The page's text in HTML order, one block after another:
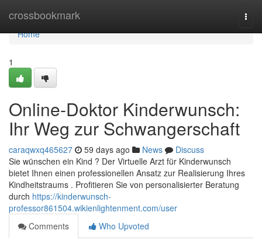
crossbookmark
Home
Home
1
Online-Doktor Kinderwunsch:
Ihr Weg zur Schwangerschaft
caraqwxq465627 59 days ago News
Discuss
Sie wünschen ein Kind ? Der Virtuelle Arzt für Kinderwunsch
bietet Ihnen einen professionellen Ansatz zur Realisierung Ihres
Kindheitstraums . Profitieren Sie von personalisierter Beratung
durch https://kinderwunsch-
professor861504.wikienlightenment.com/user
Comments
Who Upvoted